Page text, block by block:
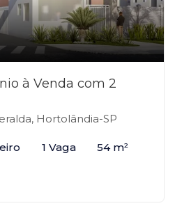
à Venda com 2
Hortolândia-SP
1 Vaga 54 m²